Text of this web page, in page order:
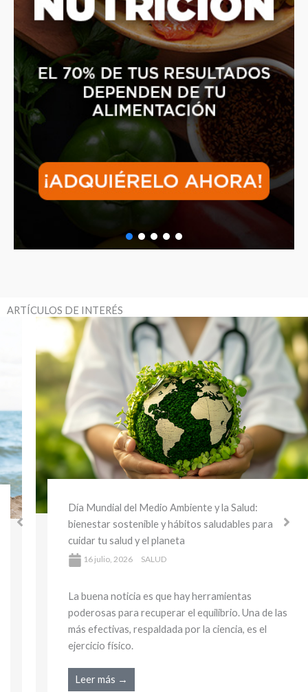
ARTÍCULOS DE INTERÉS
Día Mundial del Medio Ambiente y la Salud:
bienestar sostenible y hábitos saludables para
cuidar tu salud y el planeta
16 julio, 2026 SALUD
La buena noticia es que hay herramientas
poderosas para recuperar el equilibrio. Una de las
más efectivas, respaldada por la ciencia, es el
ejercicio físico.
Leer más →